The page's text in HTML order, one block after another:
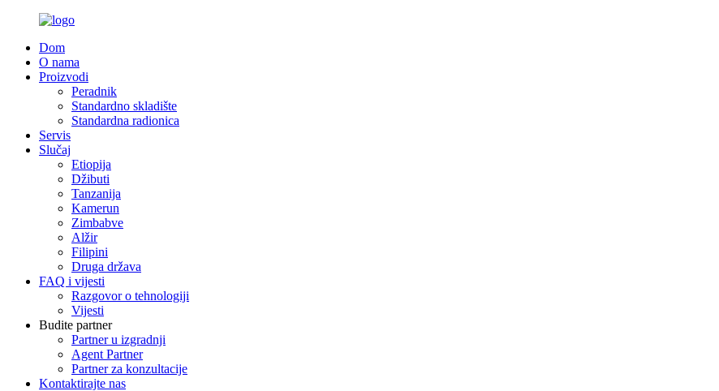
Dom
O nama
Proizvodi
Peradnik
Standardno skladište
Standardna radionica
Servis
Slučaj
Etiopija
Džibuti
Tanzanija
Kamerun
Zimbabve
Alžir
Filipini
Druga država
FAQ i vijesti
Razgovor o tehnologiji
Vijesti
Budite partner
Partner u izgradnji
Agent Partner
Partner za konzultacije
Kontaktirajte nas